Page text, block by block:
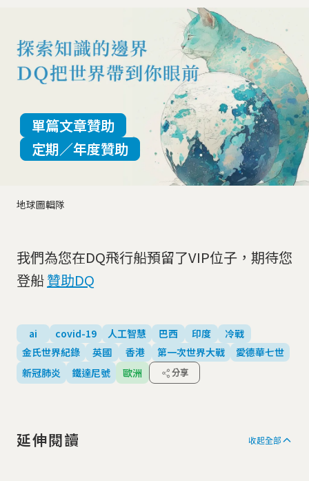
地球圖輯隊
單篇文章贊助
定期／年度贊助
我們為您在DQ飛行船預留了VIP位子，期待您
登船贊助DQ
ai covid-19 人工智慧 巴西 印度
冷戰
金氏世界紀錄
英國 香港 第一次世界大戰
愛德華七世
新冠肺炎
鐵達尼號 歐洲 分享
延伸閱讀 收起全部